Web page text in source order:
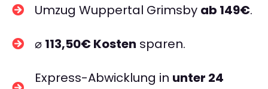
Umzug Wuppertal Grimsby ab 149€.
⌀ 113,50€ Kosten sparen.
Express-Abwicklung in unter 24